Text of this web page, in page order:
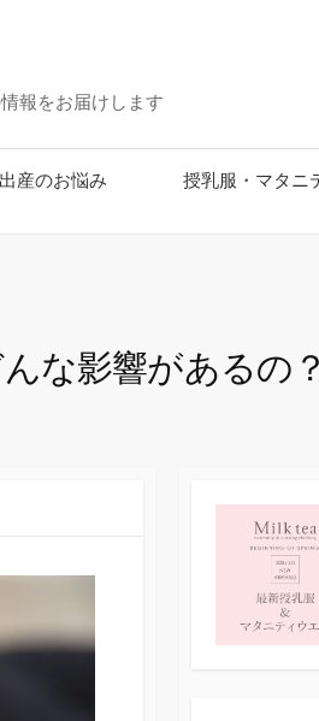
報をお届けします
産のお悩み 授乳服・マタニ
な影響があるの？